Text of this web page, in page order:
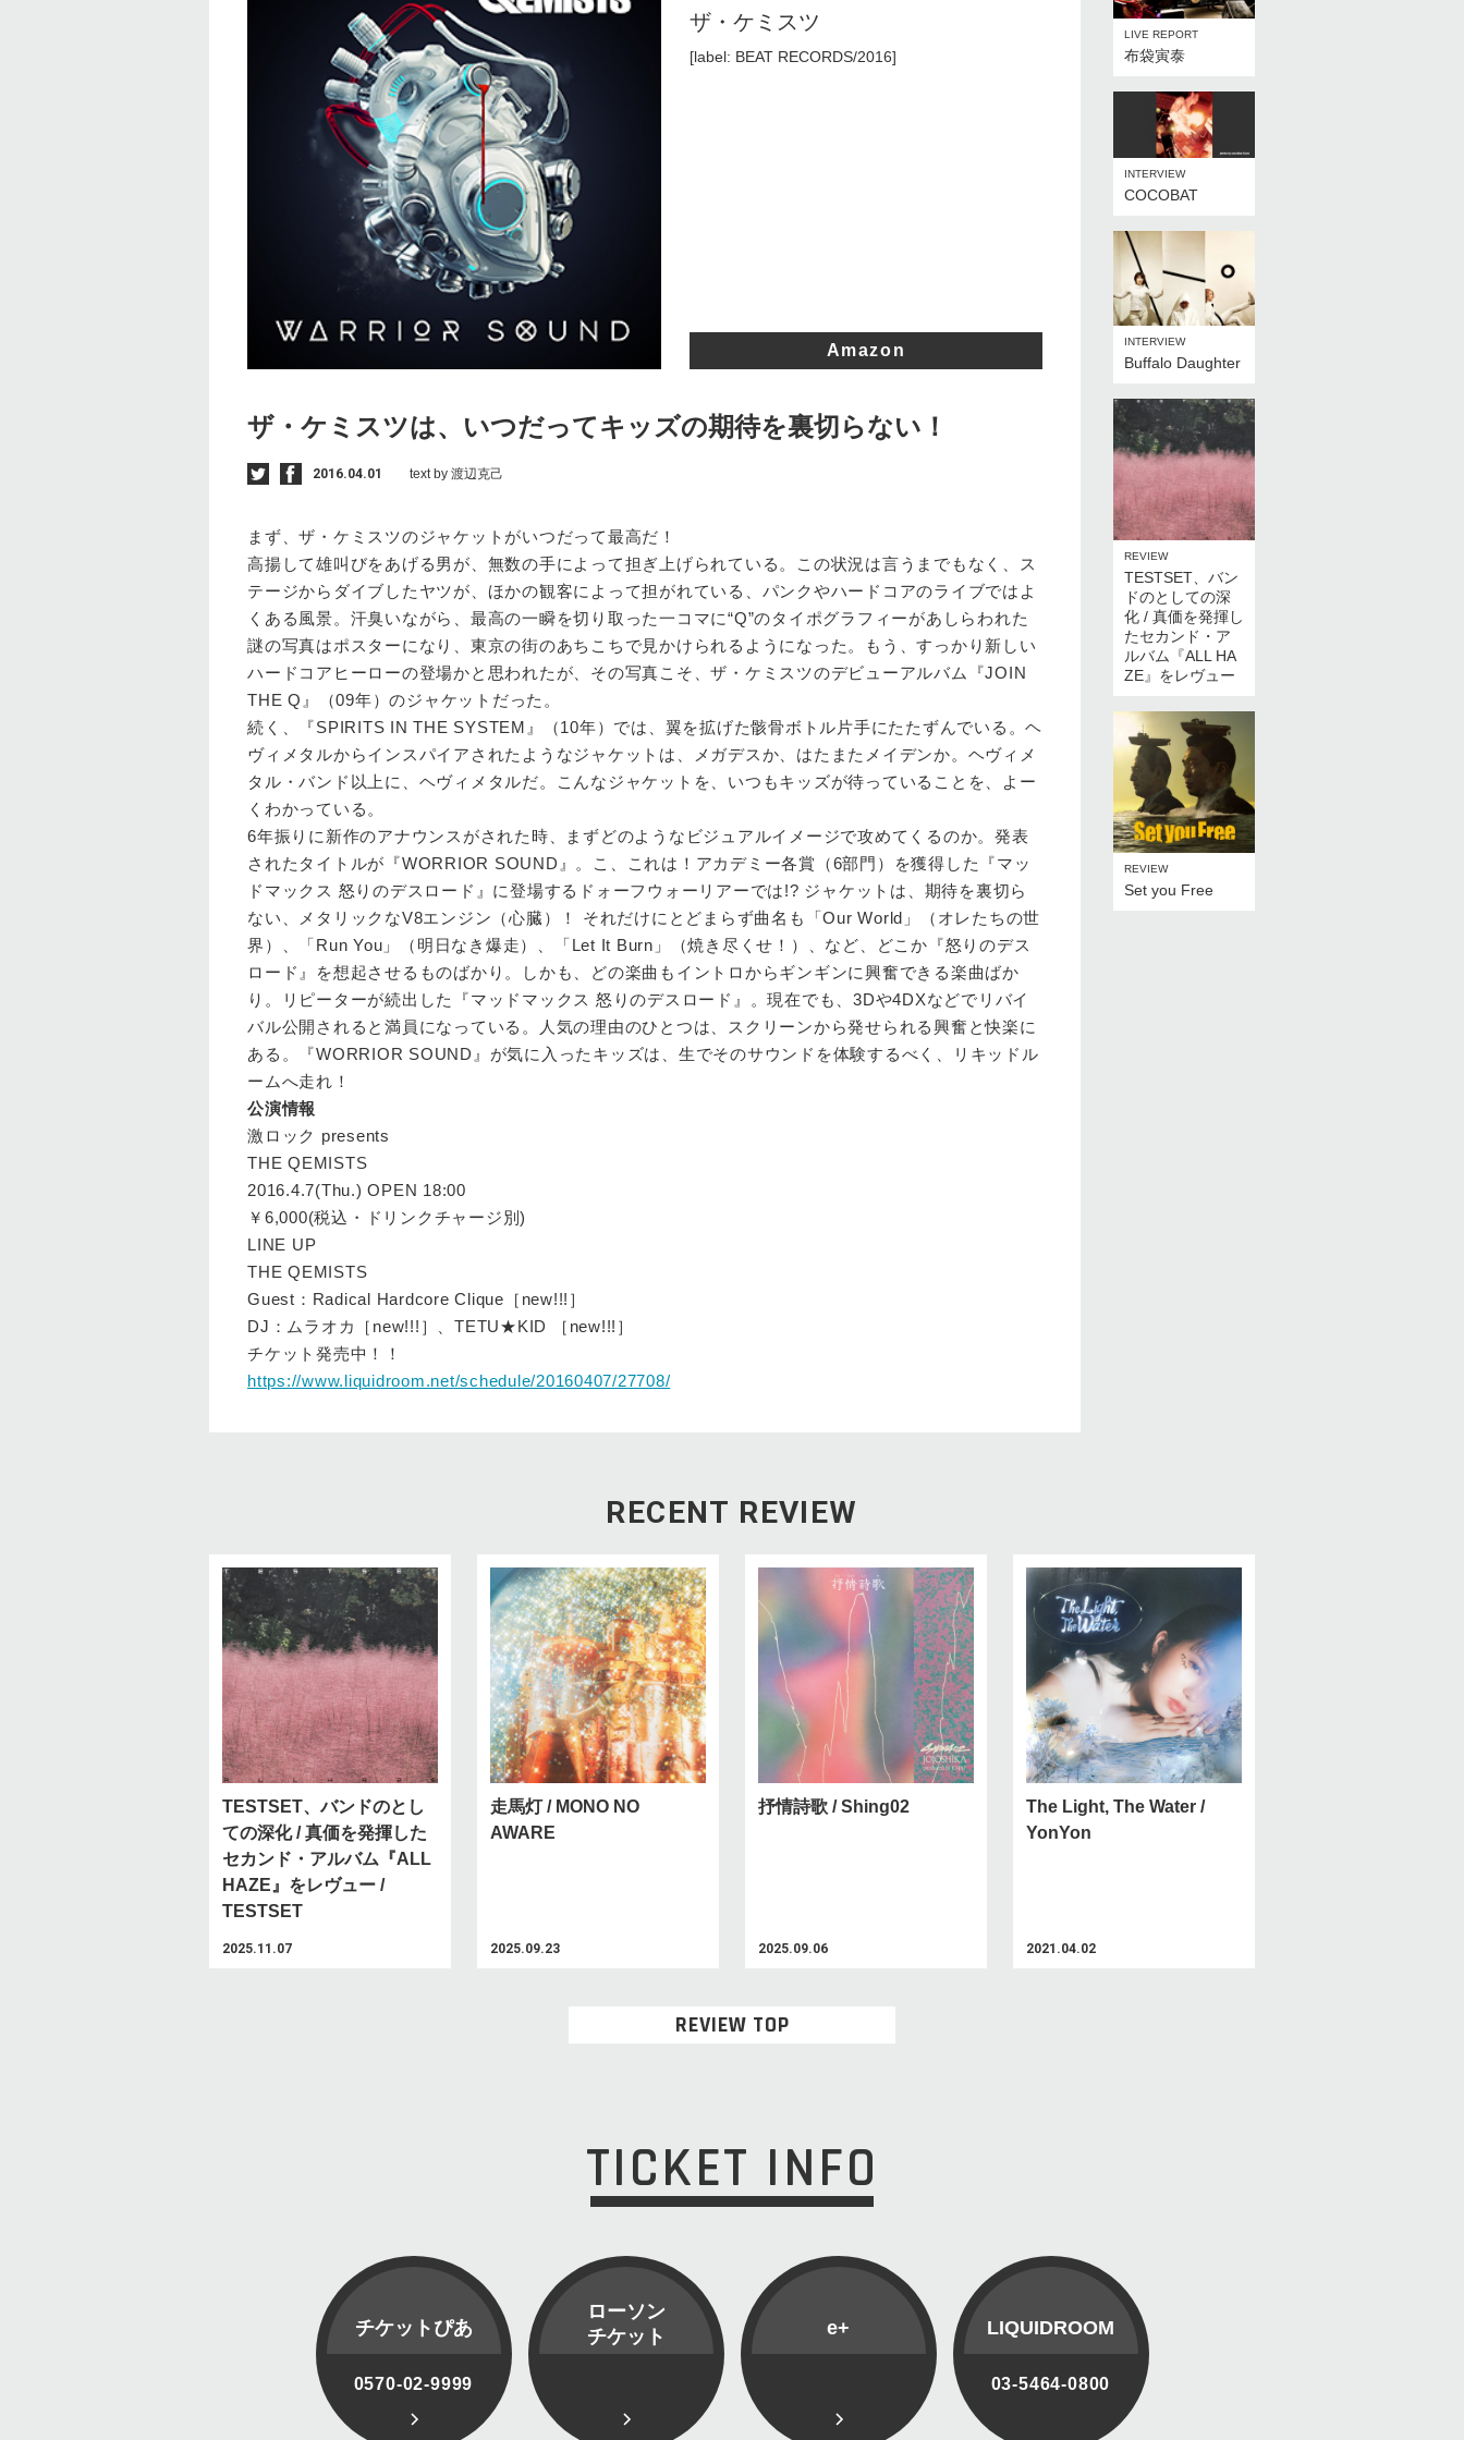
ザ・ケミスツ
[label: BEAT RECORDS/2016]
Amazon
ザ・ケミスツは、いつだってキッズの期待を裏切らない！
2016.04.01 text by 渡辺克己
まず、ザ・ケミスツのジャケットがいつだって最高だ！
高揚して雄叫びをあげる男が、無数の手によって担ぎ上げられている。この状況は言うまでもなく、ス
テージからダイブしたヤツが、ほかの観客によって担がれている、パンクやハードコアのライブではよ
くある風景。汗臭いながら、最高の一瞬を切り取った一コマに“Q”のタイポグラフィーがあしらわれた
謎の写真はポスターになり、東京の街のあちこちで見かけられるようになった。もう、すっかり新しい
ハードコアヒーローの登場かと思われたが、その写真こそ、ザ・ケミスツのデビューアルバム『JOIN
THE Q』（09年）のジャケットだった。
続く、『SPIRITS IN THE SYSTEM』（10年）では、翼を拡げた骸骨ボトル片手にたたずんでいる。ヘ
ヴィメタルからインスパイアされたようなジャケットは、メガデスか、はたまたメイデンか。ヘヴィメ
タル・バンド以上に、ヘヴィメタルだ。こんなジャケットを、いつもキッズが待っていることを、よー
くわかっている。
6年振りに新作のアナウンスがされた時、まずどのようなビジュアルイメージで攻めてくるのか。発表
されたタイトルが『WORRIOR SOUND』。こ、これは！アカデミー各賞（6部門）を獲得した『マッ
ドマックス 怒りのデスロード』に登場するドォーフウォーリアーでは!? ジャケットは、期待を裏切ら
ない、メタリックなV8エンジン（心臓）！ それだけにとどまらず曲名も「Our World」（オレたちの世
界）、「Run You」（明日なき爆走）、「Let It Burn」（焼き尽くせ！）、など、どこか『怒りのデス
ロード』を想起させるものばかり。しかも、どの楽曲もイントロからギンギンに興奮できる楽曲ばか
り。リピーターが続出した『マッドマックス 怒りのデスロード』。現在でも、3Dや4DXなどでリバイ
バル公開されると満員になっている。人気の理由のひとつは、スクリーンから発せられる興奮と快楽に
ある。『WORRIOR SOUND』が気に入ったキッズは、生でそのサウンドを体験するべく、リキッドル
ームへ走れ！
公演情報
激ロック presents
THE QEMISTS
2016.4.7(Thu.) OPEN 18:00
￥6,000(税込・ドリンクチャージ別)
LINE UP
THE QEMISTS
Guest：Radical Hardcore Clique［new!!!］
DJ：ムラオカ［new!!!］、TETU★KID ［new!!!］
チケット発売中！！
https://www.liquidroom.net/schedule/20160407/27708/
LIVE REPORT
布袋寅泰
INTERVIEW
COCOBAT
INTERVIEW
Buffalo Daughter
REVIEW
TESTSET、バン
ドのとしての深
化 / 真価を発揮し
たセカンド・ア
ルバム『ALL HA
ZE』をレヴュー
REVIEW
Set you Free
RECENT REVIEW
TESTSET、バンドのとし
ての深化 / 真価を発揮した
セカンド・アルバム『ALL
HAZE』をレヴュー /
TESTSET
2025.11.07
走馬灯 / MONO NO
AWARE
2025.09.23
抒情詩歌 / Shing02
2025.09.06
The Light, The Water /
YonYon
2021.04.02
REVIEW TOP
TICKET INFO
チケットぴあ
0570-02-9999
ローソン
チケット
e+ LIQUIDROOM
03-5464-0800